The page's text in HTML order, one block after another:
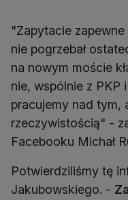
"Zapytacie
nie pogrzebał
na nowym moście
nie, wspólnie z PKP
pracujemy nad tym,
rzeczywistością" -
Facebooku Michał
Potwierdziliśmy tę
Jakubowskiego. -